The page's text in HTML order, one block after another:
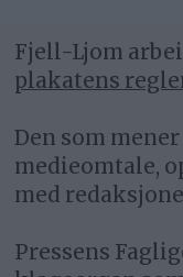
Fjell-Ljom
plakatens
Den som
medieomtale,
med
Pressens